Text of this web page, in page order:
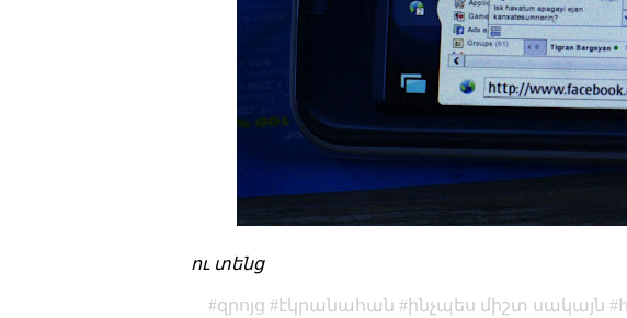
ու տենց
զրոյց էկրանահան ինչպես միշտ սակայն